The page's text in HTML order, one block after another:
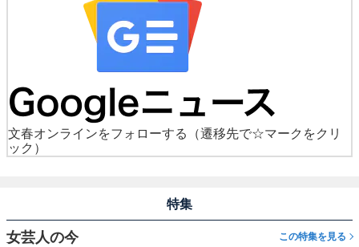
文春オンラインをフォローする
（遷移先で☆マークをクリ
ック）
特集
女芸人の今 この特集を見る